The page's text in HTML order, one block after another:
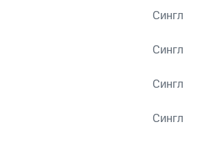
Сингл
Сингл
Сингл
Сингл